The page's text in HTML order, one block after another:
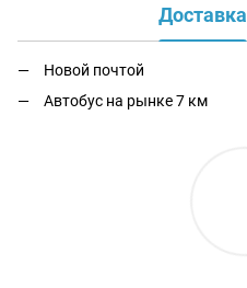
Доставка
Новой почтой
Автобус на рынке 7 км